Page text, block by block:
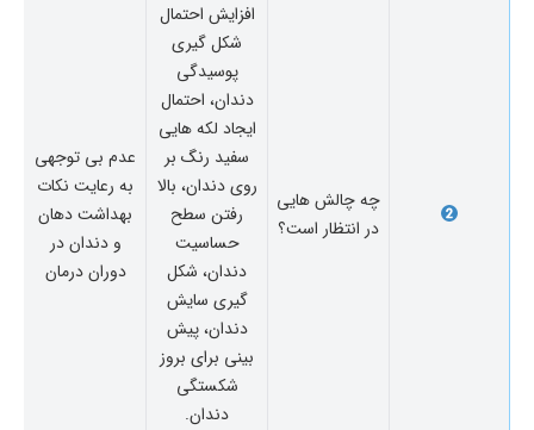
چه چالش هایی
در انتظار است؟
افزایش احتمال
شکل گیری
پوسیدگی
دندان، احتمال
ایجاد لکه هایی
سفید رنگ بر
روی دندان، بالا
رفتن سطح
حساسیت
دندان، شکل
گیری سایش
دندان، پیش
بینی برای بروز
شکستگی
دندان.
عدم بی توجهی
به رعایت نکات
بهداشت دهان
و دندان در
دوران درمان